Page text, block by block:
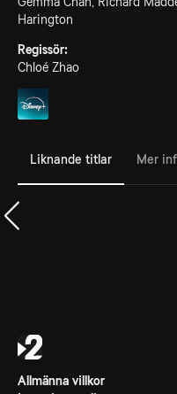
Harington
Regissör:
Chloé Zhao
Liknande titlar Mer
Allmänna villkor